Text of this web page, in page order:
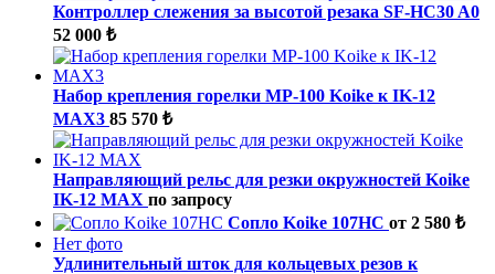
Контроллер слежения за высотой резака SF-HC30 A0
52 000 ₺
Набор крепления горелки MP-100 Koike к IK-12
MAX3 85 570 ₺
Направляющий рельс для резки окружностей Koike
IK-12 MAX по запросу
Сопло Koike 107HC от 2 580 ₺
Нет фото
Удлинительный шток для кольцевых резов к